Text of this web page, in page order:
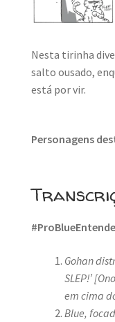
MINHA CONTA
CARRINHO
Search
for:
Nesta tirinha
salto ousado,
está por vir.
Personagens
Gohan
SLEP!’
em cima
Blue,